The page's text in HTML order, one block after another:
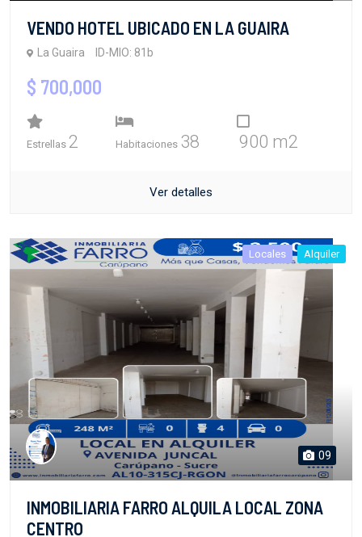
VENDO HOTEL UBICADO EN LA GUAIRA
La Guaira ID-MIO: 81b
$ 700,000
Estrellas 2 Habitaciones 38 900 m2
Ver detalles
Locales Alquiler
09
INMOBILIARIA FARRO ALQUILA LOCAL ZONA
CENTRO